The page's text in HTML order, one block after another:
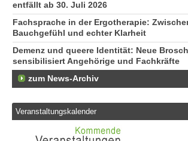
entfällt ab 30. Juli 2026
Fachsprache in der Ergotherapie:
Bauchgefühl und echter Klarheit
Demenz und queere Identität: Neue
sensibilisiert Angehörige und Fachkräfte
zum News-Archiv
Veranstaltungskalender